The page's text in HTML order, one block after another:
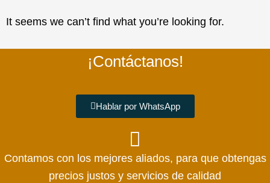
It seems we can’t find what you’re looking for.
¡Contáctanos!
Hablar por WhatsApp
Contamos con los mejores aliados, para que obtengas
precios justos y servicios de calidad